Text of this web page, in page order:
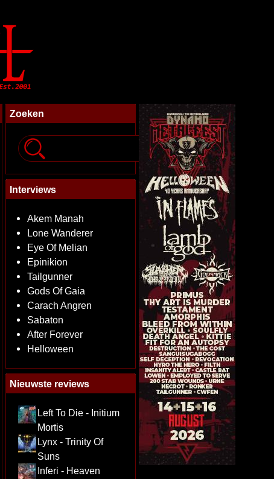
Zoeken
Interviews
Akem Manah
Lone Wanderer
Eye Of Melian
Epinikion
Tailgunner
Gods Of Gaia
Carach Angren
Sabaton
After Forever
Helloween
Nieuwste reviews
Left To Die - Initium
Mortis
Lynx - Trinity Of
Suns
Inferi - Heaven